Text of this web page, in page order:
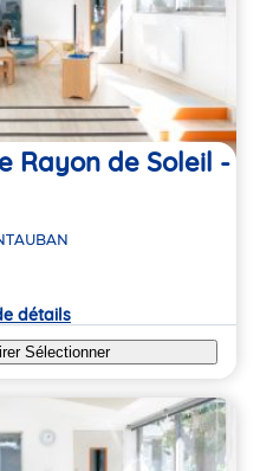
Rayon de Soleil -
détails
Sélectionner